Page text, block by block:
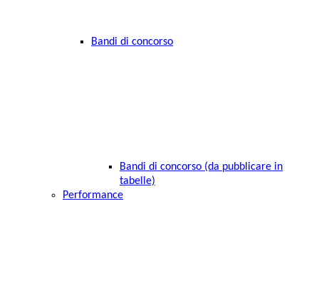
Bandi di concorso
Bandi di concorso (da pubblicare in
tabelle)
Performance